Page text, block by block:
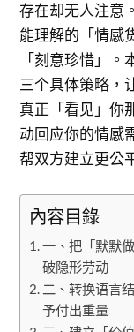
存在却无人注意
能理解的「情感
「刻意珍惜」
三个具体策略，
真正「看见」你
动回应你的情感
帮双方建立更公
內容目錄
一、把「默默
破隐形劳动
二、转换语言
予付出重量